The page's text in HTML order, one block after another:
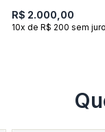
R$ 2.000,00
10x de R$ 200 sem